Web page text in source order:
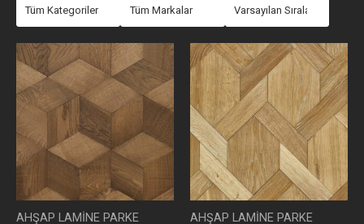
AHŞAP LAMİNE PARKE AHŞAP LAMİNE PARKE